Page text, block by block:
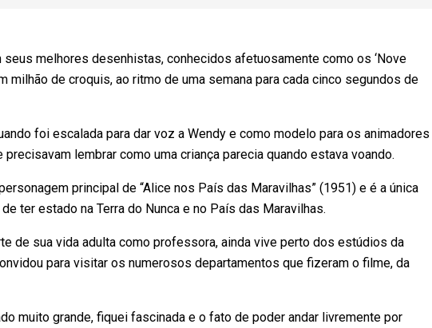
melhores desenhistas, conhecidos afetuosamente como os ‘Nove
milhão de croquis, ao ritmo de uma semana para cada cinco segundos de
foi escalada para dar voz a Wendy e como modelo para os animadores
lembrar como uma criança parecia quando estava voando.
principal de “Alice nos País das Maravilhas” (1951) e é a única
ter estado na Terra do Nunca e no País das Maravilhas.
de sua vida adulta como professora, ainda vive perto dos estúdios da
para visitar os numerosos departamentos que fizeram o filme, da
muito grande, fiquei fascinada e o fato de poder andar livremente por